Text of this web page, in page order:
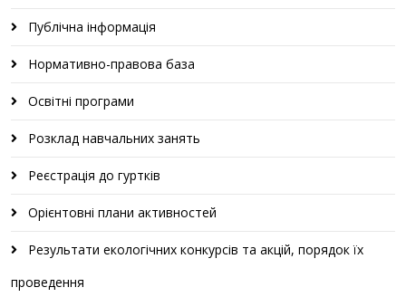
Публічна інформація
Нормативно-правова база
Освітні програми
Розклад навчальних занять
Реєстрація до гуртків
Орієнтовні плани активностей
Результати екологічних конкурсів та акцій, порядок їх
проведення